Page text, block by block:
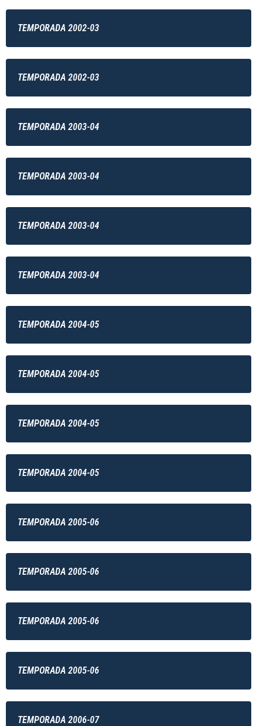
TEMPORADA 2002-03
TEMPORADA 2002-03
TEMPORADA 2003-04
TEMPORADA 2003-04
TEMPORADA 2003-04
TEMPORADA 2003-04
TEMPORADA 2004-05
TEMPORADA 2004-05
TEMPORADA 2004-05
TEMPORADA 2004-05
TEMPORADA 2005-06
TEMPORADA 2005-06
TEMPORADA 2005-06
TEMPORADA 2005-06
TEMPORADA 2006-07